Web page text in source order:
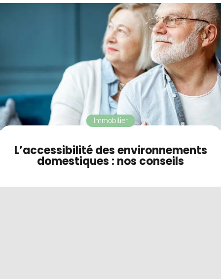
L’accessibilité des environnements
domestiques : nos conseils
Immobilier